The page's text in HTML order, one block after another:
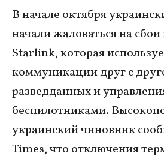
В начале октября
начали жаловаться на сбои
Starlink, которая
коммуникации друг с
разведданных и
беспилотниками.
украинский чиновник
Times, что отключения